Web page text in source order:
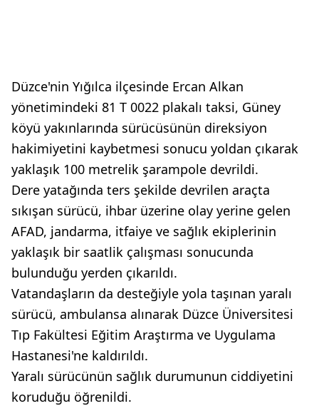
Düzce'nin Yığılca ilçesinde Ercan Alkan
yönetimindeki 81 T 0022 plakalı taksi, Güney
köyü yakınlarında sürücüsünün direksiyon
hakimiyetini kaybetmesi sonucu yoldan çıkarak
yaklaşık 100 metrelik şarampole devrildi.
Dere yatağında ters şekilde devrilen araçta
sıkışan sürücü, ihbar üzerine olay yerine gelen
AFAD, jandarma, itfaiye ve sağlık ekiplerinin
yaklaşık bir saatlik çalışması sonucunda
bulunduğu yerden çıkarıldı.
Vatandaşların da desteğiyle yola taşınan yaralı
sürücü, ambulansa alınarak Düzce Üniversitesi
Tıp Fakültesi Eğitim Araştırma ve Uygulama
Hastanesi'ne kaldırıldı.
Yaralı sürücünün sağlık durumunun ciddiyetini
koruduğu öğrenildi.